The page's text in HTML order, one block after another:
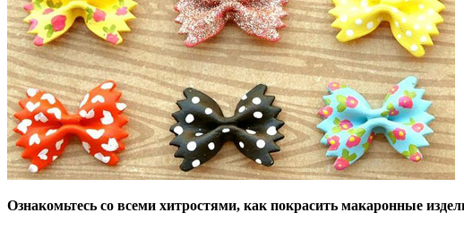
Ознакомьтесь со всеми хитростями, как покрасить макаронные